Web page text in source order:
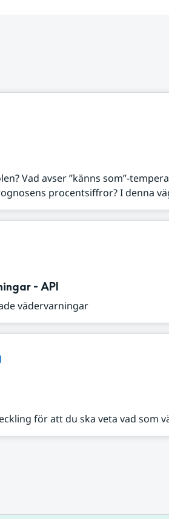
Vad avser ”känns som”-
procentsiffror? I denna
- API
vädervarningar
för att du ska veta vad som